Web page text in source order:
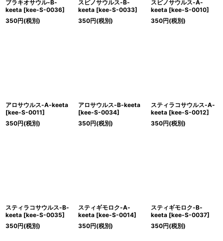
ブラキオサウル-B-
keeta [kee-S-0036]
350円(税別)
スピノサウルス-B-
keeta [kee-S-0033]
350円(税別)
スピノサウルス-A-
keeta [kee-S-0010]
350円(税別)
アロサウルス-A-keeta
[kee-S-0011]
350円(税別)
アロサウルス-B-keeta
[kee-S-0034]
350円(税別)
スティラコサウルス-A-
keeta [kee-S-0012]
350円(税別)
スティラコサウルス-B-
keeta [kee-S-0035]
350円(税別)
スティギモロク-A-
keeta [kee-S-0014]
350円(税別)
スティギモロク-B-
keeta [kee-S-0037]
350円(税別)